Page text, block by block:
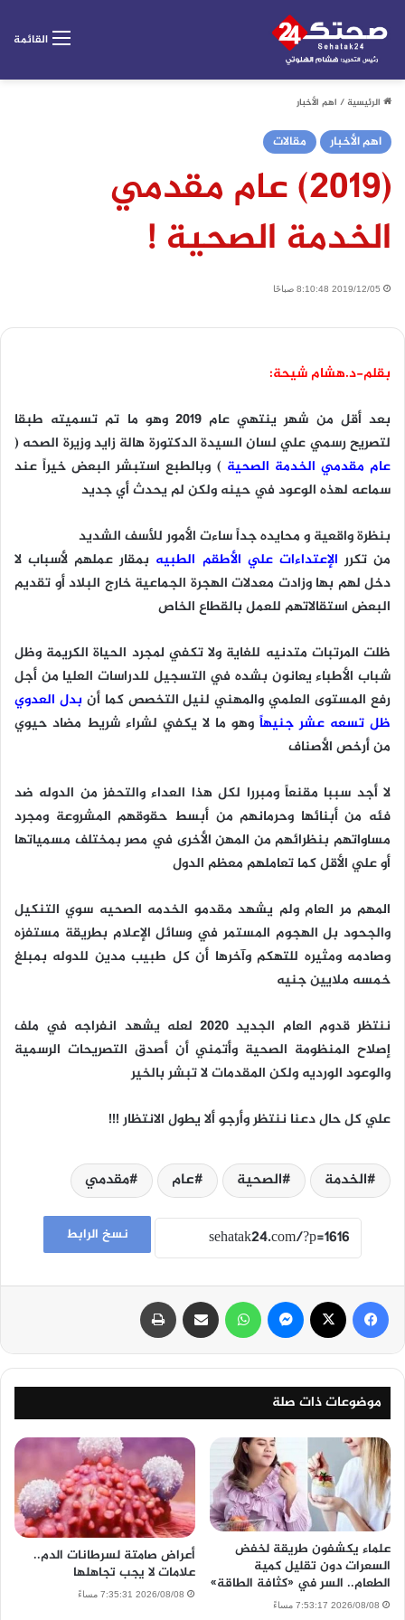
القائمة
الرئيسية/ اهم الأخبار
اهم الأخبار مقالات
(2019) عام مقدمي
الخدمة الصحية !
2019/12/05 8:10:48 صباحًا
بقلم-د.هشام شيحة:
بعد أقل من شهر ينتهي عام ٢٠١٩ وهو ما تم تسميته طبقا
لتصريح رسمي علي لسان السيدة الدكتورة هالة زايد وزيرة الصحه (
عام مقدمي الخدمة الصحية ) وبالطبع استبشر البعض خيراً عند
سماعه لهذه الوعود في حينه ولكن لم يحدث أي جديد
بنظرة واقعية و محايده جداً ساءت الأمور للأسف الشديد
من تكررالإعتداءات علي الأطقم الطبيه بمقار عملهم لأسباب لا
دخل لهم بها وزادت معدلات الهجرة الجماعية خارج البلاد أو تقديم
البعض استقالاتهم للعمل بالقطاع الخاص
ظلت المرتبات متدنيه للغاية ولا تكفي لمجرد الحياة الكريمة وظل
شباب الأطباء يعانون بشده في التسجيل للدراسات العليا من أجل
رفع المستوى العلمي والمهني لنيل التخصص كما أن بدل العدوي
ظل تسعه عشر جنيهاً وهو ما لا يكفي لشراء شريط مضاد حيوي
من أرخص الأصناف
لا أجد سببا مقنعاً ومبررا لكل هذا العداء والتحفز من الدوله ضد
فئه من أبنائها وحرمانهم من أبسط حقوقهم المشروعة ومجرد
مساواتهم بنظرائهم من المهن الأخرى في مصر بمختلف مسمياتها
أو علي الأقل كما تعاملهم معظم الدول
المهم مر العام ولم يشهد مقدمو الخدمه الصحيه سوي التنكيل
والجحود بل الهجوم المستمر في وسائل الإعلام بطريقة مستفزه
وصادمه ومثيره للتهكم وآخرها أن كل طبيب مدين للدوله بمبلغ
خمسه ملايين جنيه
ننتظر قدوم العام الجديد ٢٠٢٠ لعله يشهد انفراجه في ملف
إصلاح المنظومة الصحية وأتمني أن أصدق التصريحات الرسمية
والوعود الورديه ولكن المقدمات لا تبشر بالخير
علي كل حال دعنا ننتظر وأرجو ألا يطول الانتظار !!!
الخدمة الصحية عام مقدمي
نسخ الرابط
فيسبوك ماسنجر واتساب مشاركة عبر البريد
موضوعات ذات صلة
علماء يكشفون طريقة لخفض
السعرات دون تقليل كمية
الطعام.. السر في «كثافة الطاقة»
2026/08/08 7:53:17 مساءً
أعراض صامتة لسرطانات الدم..
علامات لا يجب تجاهلها
2026/08/08 7:35:31 مساءً